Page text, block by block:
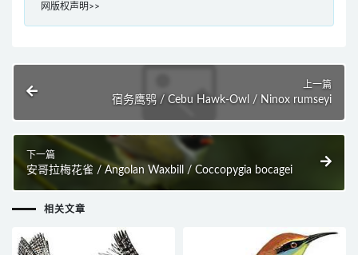
网版权声明>>
上一篇
宿务鹰鸮 / Cebu Hawk-Owl / Ninox rumseyi
下一篇
安哥拉梅花雀 / Angolan Waxbill / Coccopygia bocagei
相关文章